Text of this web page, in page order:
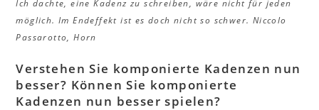
Ich dachte, eine Kadenz zu schreiben, wäre nicht für jeden
möglich. Im Endeffekt ist es doch nicht so schwer. Niccolo
Passarotto, Horn
Verstehen Sie komponierte Kadenzen nun
besser? Können Sie komponierte
Kadenzen nun besser spielen?